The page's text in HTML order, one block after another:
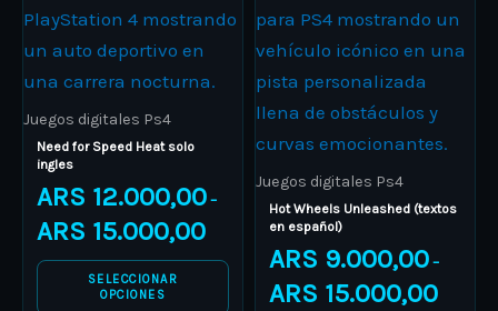
Juegos digitales Ps4
Need for Speed Heat solo
ingles
ARS 12.000,00 –
ARS 15.000,00
ARS 15.000,00
SELECCIONAR
OPCIONES
has
multiple
variants.
The
options
may
be
chosen
on
Juegos digitales Ps4
Hot Wheels Unleashed (textos
en español)
ARS 9.000,00 –
ARS 15.000,00
ARS
has
multiple
variants.
The
options
may
be
chosen
on
the